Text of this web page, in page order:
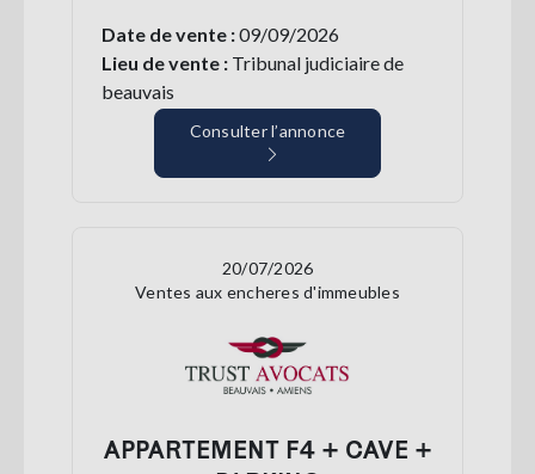
Date de vente :09/09/2026
Lieu de vente : Tribunal judiciaire de
beauvais
Consulter l’annonce
20/07/2026
Ventes aux encheres d'immeubles
APPARTEMENT F4 + CAVE +